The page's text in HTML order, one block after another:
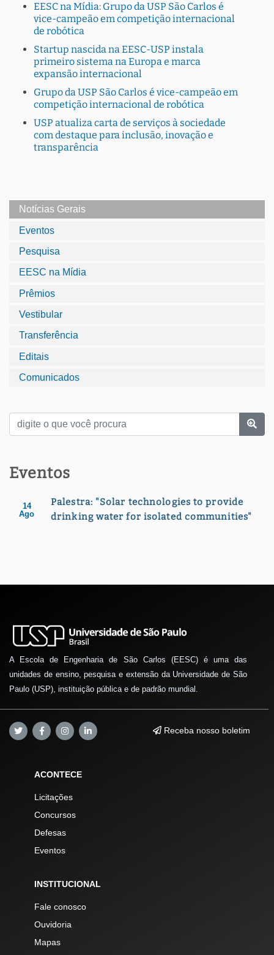
EESC na Mídia: Grupo da USP São Carlos é
vice-campeão em competição internacional
de robótica
Startup nascida na EESC-USP instala
primeiro sistema na Europa e marca
expansão internacional
Grupo da USP São Carlos é vice-campeão em
competição internacional de robótica
USP atualiza carta de serviços à sociedade
com destaque para inclusão, inovação e
transparência
Notícias Gerais
Eventos
Pesquisa
EESC na Mídia
Prêmios
Vestibular
Transferência
Editais
Comunicados
Eventos
14
Ago
Palestra: "Solar technologies to provide
drinking water for isolated communities"
A Escola de Engenharia de São Carlos (EESC) é uma das
unidades de ensino, pesquisa e extensão da Universidade de São
Paulo (USP), instituição pública e de padrão mundial.
Receba nosso boletim
ACONTECE
Licitações
Concursos
Defesas
Eventos
INSTITUCIONAL
Fale conosco
Ouvidoria
Mapas